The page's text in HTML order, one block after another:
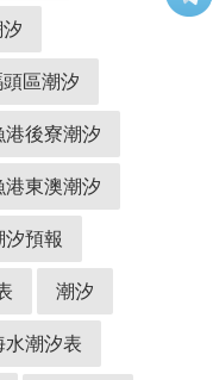
區潮汐
港後寮潮汐
港東澳潮汐
預報
潮汐
水潮汐表